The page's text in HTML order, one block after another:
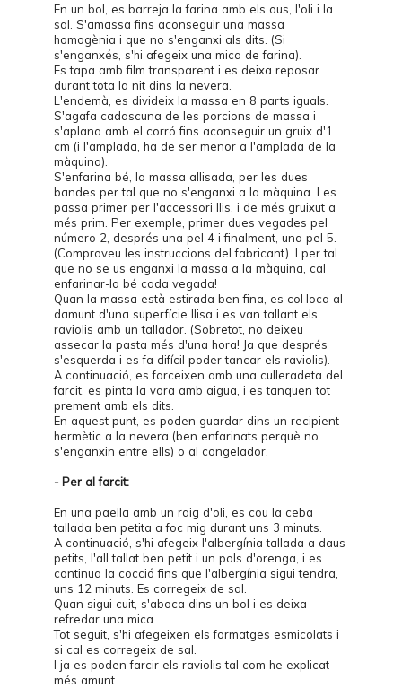
En un bol, es barreja la farina amb els ous, l'oli i la
sal. S'amassa fins aconseguir una massa
homogènia i que no s'enganxi als dits. (Si
s'enganxés, s'hi afegeix una mica de farina).
Es tapa amb film transparent i es deixa reposar
durant tota la nit dins la nevera.
L'endemà, es divideix la massa en 8 parts iguals.
S'agafa cadascuna de les porcions de massa i
s'aplana amb el corró fins aconseguir un gruix d'1
cm (i l'amplada, ha de ser menor a l'amplada de la
màquina).
S'enfarina bé, la massa allisada, per les dues
bandes per tal que no s'enganxi a la màquina . I es
passa primer per l'accessori llis, i de més gruixut a
més prim. Per exemple, primer dues vegades pel
número 2, després una pel 4 i finalment, una pel 5.
(Comproveu les instruccions del fabricant). I per tal
que no se us enganxi la massa a la màquina, cal
enfarinar-la bé cada vegada!
Quan la massa està estirada ben fina, es col·loca al
damunt d'una superfície llisa i es van tallant els
raviolis amb untallador (Sobretot, no deixeu
assecar la pasta més d'una hora! Ja que després
s'esquerda i es fa difícil poder tancar els raviolis).
A continuació, es farceixen amb una culleradeta del
farcit, es pinta la vora amb aigua, i es tanquen tot
prement amb els dits.
En aquest punt, es poden guardar dins un recipient
hermètic a la nevera (ben enfarinats perquè no
s'enganxin entre ells) o al congelador.
- Per al farcit:
En una paella amb un raig d'oli, es cou la ceba
tallada ben petita a foc mig durant uns 3 minuts.
A continuació, s'hi afegeix l'albergínia tallada a daus
petits, l'all tallat ben petit i un pols d'orenga, i es
continua la cocció fins que l'albergínia sigui tendra,
uns 12 minuts. Es corregeix de sal.
Quan sigui cuit, s'aboca dins un bol i es deixa
refredar una mica.
Tot seguit, s'hi afegeixen els formatges esmicolats i
si cal es corregeix de sal.
I ja es poden farcir els raviolis tal com he explicat
més amunt.